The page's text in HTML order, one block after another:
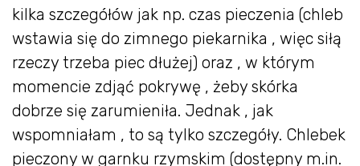
kilka szczegółów jak np. czas pieczenia (chleb
wstawia się do zimnego piekarnika , więc siłą
rzeczy trzeba piec dłużej) oraz , w którym
momencie zdjąć pokrywę , żeby skórka
dobrze się zarumieniła. Jednak , jak
wspomniałam , to są tylko szczegóły. Chlebek
pieczony w garnku rzymskim (dostępny m.in.